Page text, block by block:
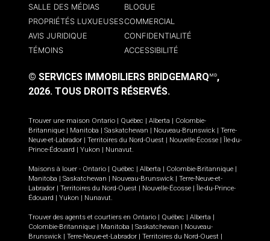
SALLE DES MÉDIAS
BLOGUE
PROPRIÉTÉS LUXUEUSESCOMMERCIAL
AVIS JURIDIQUE
CONFIDENTIALITÉ
TÉMOINS
ACCESSIBILITÉ
© SERVICES IMMOBILIERS BRIDGEMARQ MD,
2026. TOUS DROITS RÉSERVÉS.
Trouver une maison Ontario | Québec | Alberta | Colombie-
Britannique | Manitoba | Saskatchewan | Nouveau-Brunswick | Terre-
Neuve-et-Labrador | Territoires du Nord-Ouest | Nouvelle-Écosse | Île-du-
Prince-Édouard | Yukon | Nunavut.
Maisons à louer - Ontario | Québec | Alberta | Colombie-Britannique |
Manitoba | Saskatchewan | Nouveau-Brunswick | Terre-Neuve-et-
Labrador | Territoires du Nord-Ouest | Nouvelle-Écosse | Île-du-Prince-
Édouard | Yukon | Nunavut.
Trouver des agents et courtiers en Ontario | Québec | Alberta |
Colombie-Britannique | Manitoba | Saskatchewan | Nouveau-
Brunswick | Terre-Neuve-et-Labrador | Territoires du Nord-Ouest |